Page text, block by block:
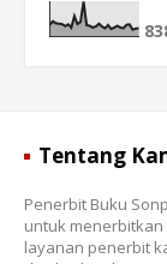
83
Tentang
Penerbit Buku
untuk
layanan penerbit